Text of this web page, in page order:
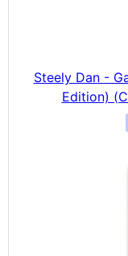
Steely Dan -
Edition)